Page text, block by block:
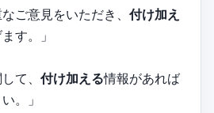
ご意見をいただき、 付け加え
す。」
て、 付け加える情報があれば
。」